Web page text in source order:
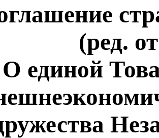
(ред.
единой